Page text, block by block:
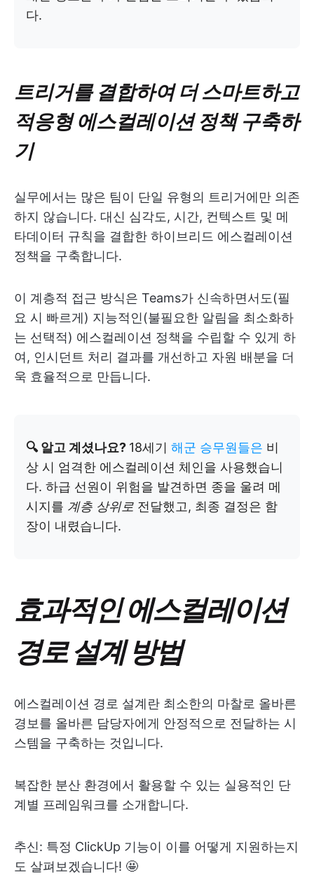
다.
트리거를 결합하여 더 스마트하고
적응형 에스컬레이션 정책 구축하
기
실무에서는 많은 팀이 단일 유형의 트리거에만 의존
하지 않습니다. 대신 심각도, 시간, 컨텍스트 및 메
타데이터 규칙을 결합한 하이브리드 에스컬레이션
정책을 구축합니다.
이 계층적 접근 방식은 Teams가 신속하면서도(필
요 시 빠르게) 지능적인(불필요한 알림을 최소화하
는 선택적) 에스컬레이션 정책을 수립할 수 있게 하
여, 인시던트 처리 결과를 개선하고 자원 배분을 더
욱 효율적으로 만듭니다.
🔍 알고 계셨나요? 18세기 해군 승무원들은 비
상 시 엄격한 에스컬레이션 체인을 사용했습니
다. 하급 선원이 위험을 발견하면 종을 울려 메
시지를 계층 상위로 전달했고, 최종 결정은 함
장이 내렸습니다.
효과적인 에스컬레이션
경로 설계 방법
에스컬레이션 경로 설계란 최소한의 마찰로 올바른
경보를 올바른 담당자에게 안정적으로 전달하는 시
스템을 구축하는 것입니다.
복잡한 분산 환경에서 활용할 수 있는 실용적인 단
계별 프레임워크를 소개합니다.
추신: 특정 ClickUp 기능이 이를 어떻게 지원하는지
도 살펴보겠습니다! 🤩